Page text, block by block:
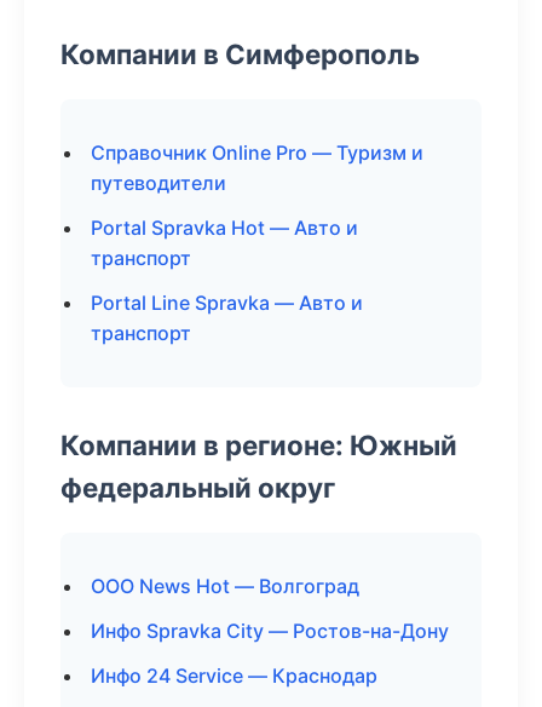
Компании в Симферополь
Справочник Online Pro — Туризм и
путеводители
Portal Spravka Hot — Авто и
транспорт
Portal Line Spravka — Авто и
транспорт
Компании в регионе: Южный
федеральный округ
ООО News Hot — Волгоград
Инфо Spravka City — Ростов-на-Дону
Инфо 24 Service — Краснодар